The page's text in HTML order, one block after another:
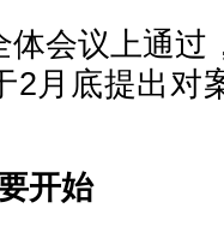
会议上通过
2月底提出对
开始